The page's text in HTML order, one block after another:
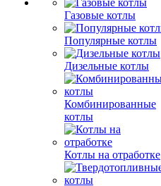
Газовые котлы
Популярные котлы
Дизельные котлы
Комбинированные
котлы
Котлы на отработке